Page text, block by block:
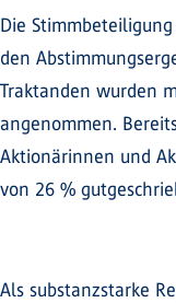
Die
den
Traktanden wurden
angenommen.
Aktionärinnen und
von 26 %
Als substanzstarke